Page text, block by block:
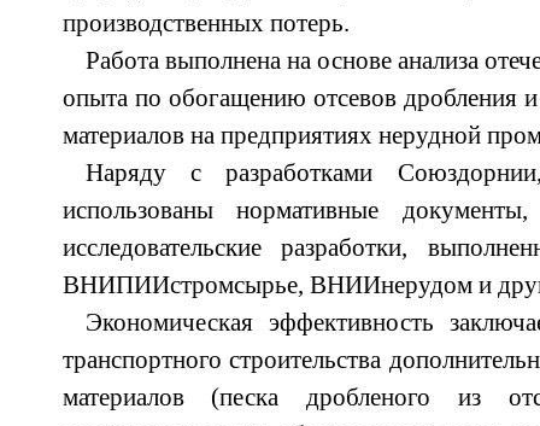
производственных потерь.
Работа выполнена на основе анализа
опыта по обогащению отсевов дробления
материалов на предприятиях нерудной
Наряду с разработками
использованы нормативные
исследовательские разработки,
ВНИПИИстромсырье, ВНИИнерудом и
Экономическая эффективность
транспортного строительства
материалов (песка дробленого из